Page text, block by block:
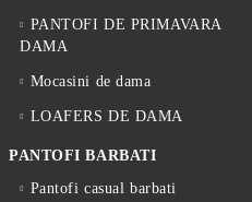
PANTOFI DE PRIMAVARA
DAMA
Mocasini de dama
LOAFERS DE DAMA
PANTOFI BARBATI
Pantofi casual barbati